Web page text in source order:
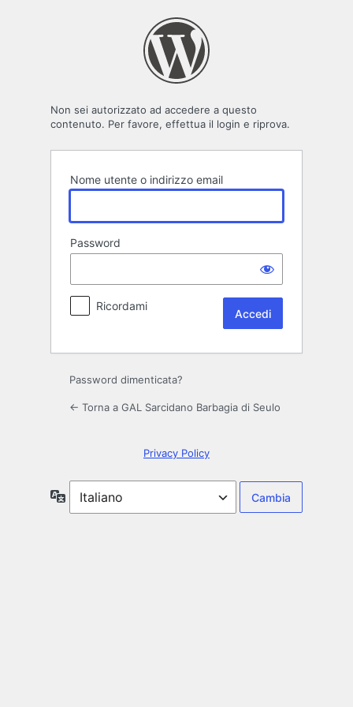
Non sei autorizzato ad accedere a questo
contenuto. Per favore, effettua il login e riprova.
Nome utente o indirizzo email
Password
Ricordami
Password dimenticata?
← Torna a GAL Sarcidano Barbagia di Seulo
Privacy Policy
Lingua